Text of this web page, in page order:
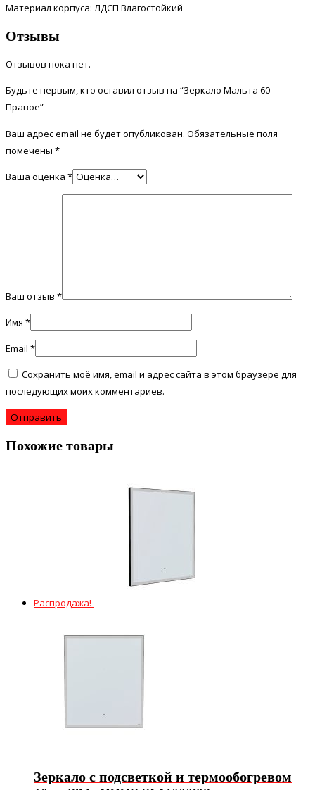
Материал корпуса: ЛДСП Влагостойкий
Отзывы
Отзывов пока нет.
Будьте первым, кто оставил отзыв на “Зеркало Мальта 60
Правое”
Ваш адрес email не будет опубликован. Обязательные поля
помечены *
Ваша оценка *
Ваш отзыв *
Имя *
Email *
Сохранить моё имя, email и адрес сайта в этом браузере для
последующих моих комментариев.
Похожие товары
Распродажа!
Зеркало с подсветкой и термообогревом